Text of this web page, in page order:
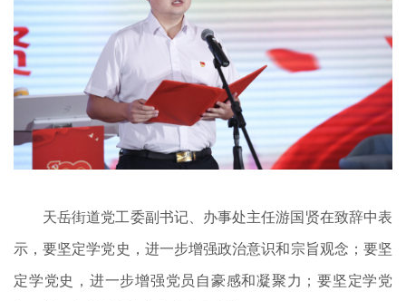
天岳街道党工委副书记、办事处主任游国贤在致辞中表
示，要坚定学党史，进一步增强政治意识和宗旨观念；要坚
定学党史，进一步增强党员自豪感和凝聚力；要坚定学党